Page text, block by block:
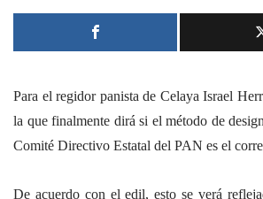
Para el regidor panista de Celaya Israel
la que finalmente dirá si el método de
Comité Directivo Estatal del PAN es el
De acuerdo con el edil, esto se verá